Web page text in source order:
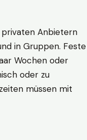
privaten Anbietern
in Gruppen. Feste
Wochen oder
oder zu
müssen mit